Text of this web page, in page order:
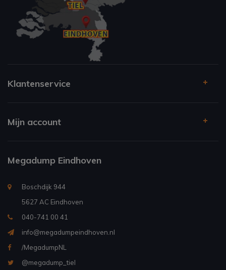
Klantenservice
Mijn account
Megadump Eindhoven
Boschdijk 944
5627 AC Eindhoven
040-741 00 41
info@megadumpeindhoven.nl
/MegadumpNL
@megadump_tiel